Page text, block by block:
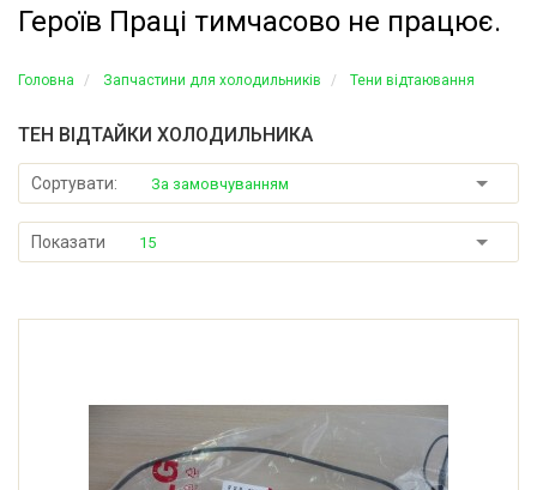
Героїв Праці тимчасово не працює.
Головна Запчастини для холодильників Тени відтаювання
ТЕН ВІДТАЙКИ ХОЛОДИЛЬНИКА
Сортувати: За замовчуванням
Показати 15